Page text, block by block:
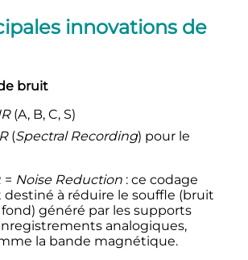
innovations de
bruit
(A, B, C, S)
(Spectral Recording) pour le
= Noise Reduction : ce codage
destiné à réduire le souffle (bruit
généré par les supports
analogiques,
la bande magnétique.